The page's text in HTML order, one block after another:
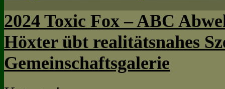
2024 Toxic Fox – ABC
Höxter übt realitätsnahes
Gemeinschaftsgalerie